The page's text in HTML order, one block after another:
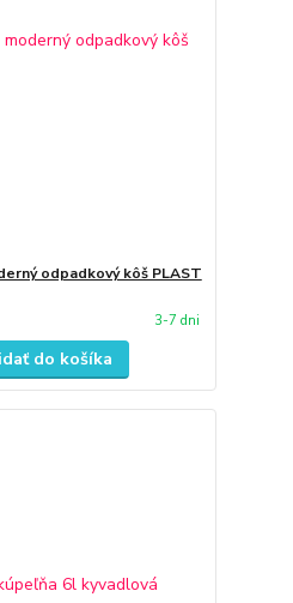
odpadkový kôš PLAST
3-7 dni
do košíka